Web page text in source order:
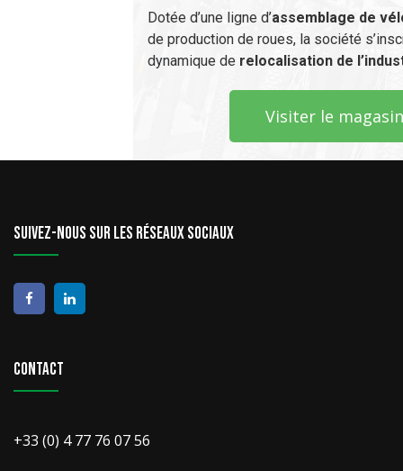
Dotée d’une ligne d’assemblage de
de production de roues, la société
dynamique de relocalisation de
Visiter le
Suivez-nous sur les réseaux sociaux
Contact
+33 (0) 4 77 76 07 56